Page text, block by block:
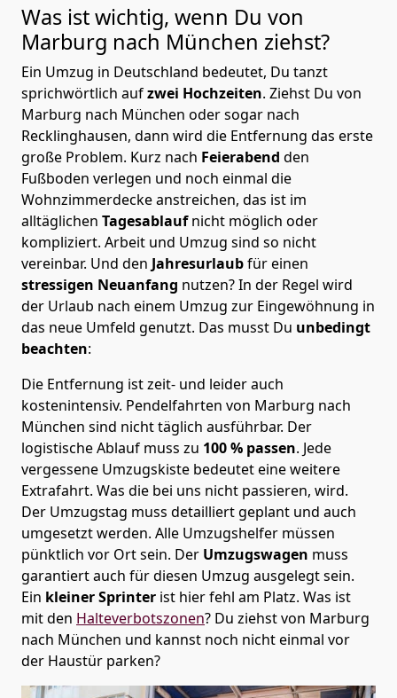
Was ist wichtig, wenn Du von
Marburg nach München ziehst?
Ein Umzug in Deutschland bedeutet, Du tanzt
sprichwörtlich aufzwei Hochzeiten. Ziehst Du von
Marburg nach München oder sogar nach
Recklinghausen, dann wird die Entfernung das erste
große Problem. Kurz nach Feierabend den
Fußboden verlegen und noch einmal die
Wohnzimmerdecke anstreichen, das ist im
alltäglichen Tagesablaufnicht möglich oder
kompliziert. Arbeit und Umzug sind so nicht
vereinbar. Und den Jahresurlaubfür einen
stressigen Neuanfang nutzen? In der Regel wird
der Urlaub nach einem Umzug zur Eingewöhnung in
das neue Umfeld genutzt. Das musst Du unbedingt
beachten:
Die Entfernung ist zeit- und leider auch
kostenintensiv. Pendelfahrten von Marburg nach
München sind nicht täglich ausführbar. Der
logistische Ablauf muss zu 100 % passen. Jede
vergessene Umzugskiste bedeutet eine weitere
Extrafahrt. Was die bei uns nicht passieren, wird.
Der Umzugstag muss detailliert geplant und auch
umgesetzt werden. Alle Umzugshelfer müssen
pünktlich vor Ort sein. Der Umzugswagen muss
garantiert auch für diesen Umzug ausgelegt sein.
Ein kleiner Sprinter ist hier fehl am Platz. Was ist
mit den Halteverbotszonen? Du ziehst von Marburg
nach München und kannst noch nicht einmal vor
der Haustür parken?